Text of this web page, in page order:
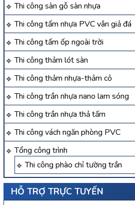
Thi công sàn gỗ sàn nhựa
Thi công tấm nhựa PVC vân giả đá
Thi công tấm ốp ngoài trời
Thi công thảm lót sàn
Thi công thảm nhựa-thảm cỏ
Thi công trần nhựa nano lam sóng
Thi công trần nhựa thả tấm
Thi công vách ngăn phòng PVC
Tổng công trình
Thi công phào chỉ tường trần
HỖ TRỢ TRỰC TUYẾN